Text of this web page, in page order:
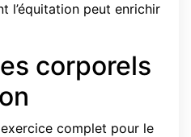
l’équitation peut enrichir
corporels
complet pour le